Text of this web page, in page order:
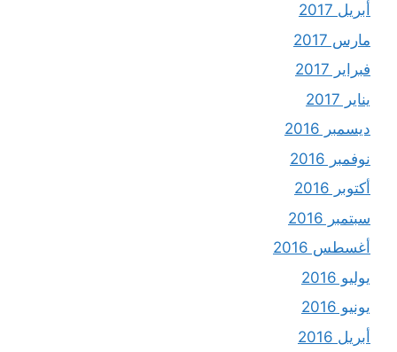
أبريل 2017
مارس 2017
فبراير 2017
يناير 2017
ديسمبر 2016
نوفمبر 2016
أكتوبر 2016
سبتمبر 2016
أغسطس 2016
يوليو 2016
يونيو 2016
أبريل 2016